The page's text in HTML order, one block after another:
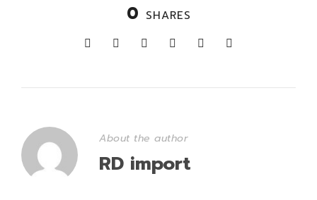
0 SHARES
About the author
RD import